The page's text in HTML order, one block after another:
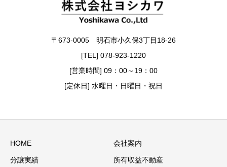
〒673-0005 明石市小久保3丁目18-26
[TEL] 078-923-1220
[営業時間] 09：00～19：00
[定休日] 水曜日・日曜日・祝日
HOME 会社案内
分譲実績 所有収益不動産